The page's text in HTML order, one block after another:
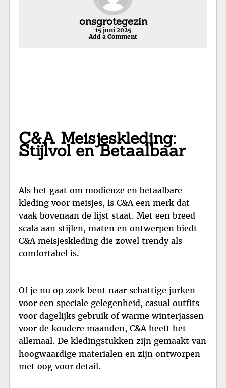
onsgrotegezin
15 juni 2025
Add a Comment
C&A Meisjeskleding:
Stijlvol en Betaalbaar
Als het gaat om modieuze en betaalbare
kleding voor meisjes, is C&A een merk dat
vaak bovenaan de lijst staat. Met een breed
scala aan stijlen, maten en ontwerpen biedt
C&A meisjeskleding die zowel trendy als
comfortabel is.
Of je nu op zoek bent naar schattige jurken
voor een speciale gelegenheid, casual outfits
voor dagelijks gebruik of warme winterjassen
voor de koudere maanden, C&A heeft het
allemaal. De kledingstukken zijn gemaakt van
hoogwaardige materialen en zijn ontworpen
met oog voor detail.